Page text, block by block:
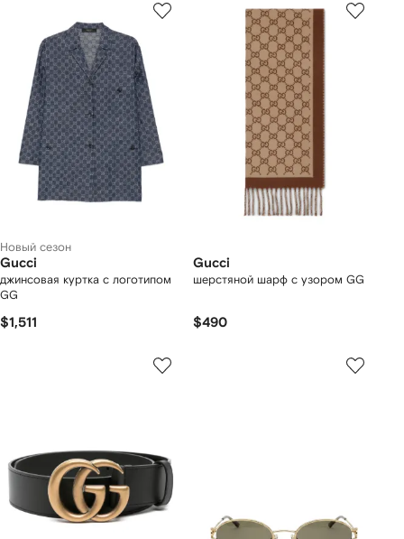
Новый сезон
Gucci
джинсовая куртка с логотипом
GG
$1,511
Gucci
шерстяной шарф с узором GG
$490